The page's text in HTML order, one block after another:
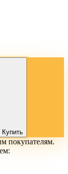
Купить
покупателям.